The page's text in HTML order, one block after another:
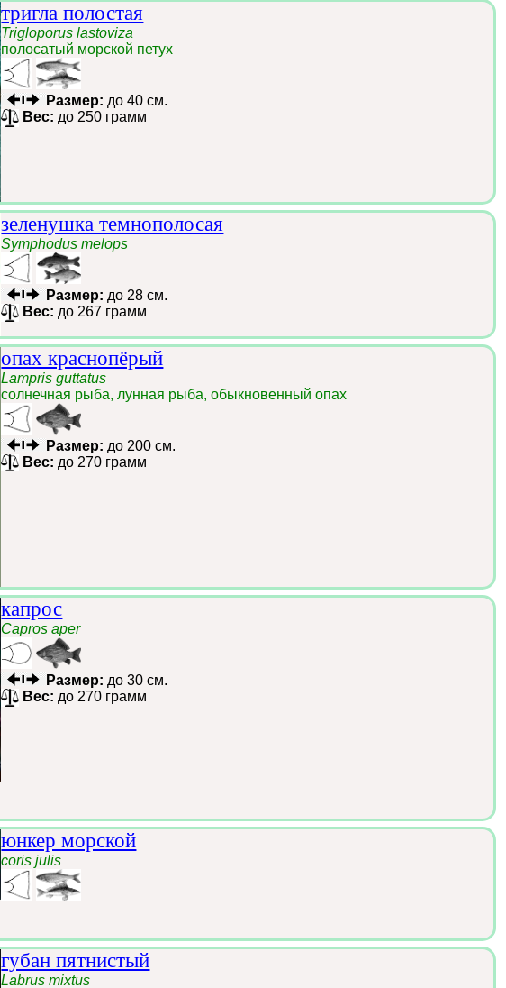
тригла полостая
Trigloporus lastoviza
полосатый морской петух
Размер: до 40 см.
Вес: до 250 грамм
зеленушка темнополосая
Symphodus melops
Размер: до 28 см.
Вес: до 267 грамм
опах краснопёрый
Lampris guttatus
солнечная рыба, лунная рыба, обыкновенный опах
Размер: до 200 см.
Вес: до 270 грамм
капрос
Capros aper
Размер: до 30 см.
Вес: до 270 грамм
юнкер морской
coris julis
губан пятнистый
Labrus mixtus